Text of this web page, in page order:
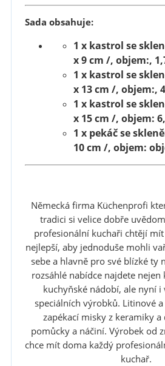
Sada obsahuje:
1 x kastrol se
x 9 cm /, objem:,
1 x kastrol se
x 13 cm /, objem:,
1 x kastrol se
x 15 cm /, objem:
1 x pekáč se
10 cm /, objem:
Německá firma Küchenprofi
tradici si velice dobře
profesionální kuchaři chtějí
nejlepší, aby jednoduše mohli
sebe a hlavně pro své blízké ty
rozsáhlé nabídce najdete
kuchyňské nádobí, ale nyní
speciálních výrobků. Litinové
zapékací misky z keramiky
pomůcky a náčiní. Výrobek od
chce mít doma každý
kuchař.